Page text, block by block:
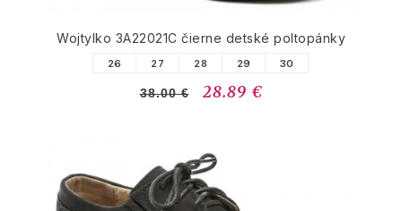
Wojtylko 3A22021C čierne detské poltopánky
26 27 28 29 30
38.00 € 28.89 €